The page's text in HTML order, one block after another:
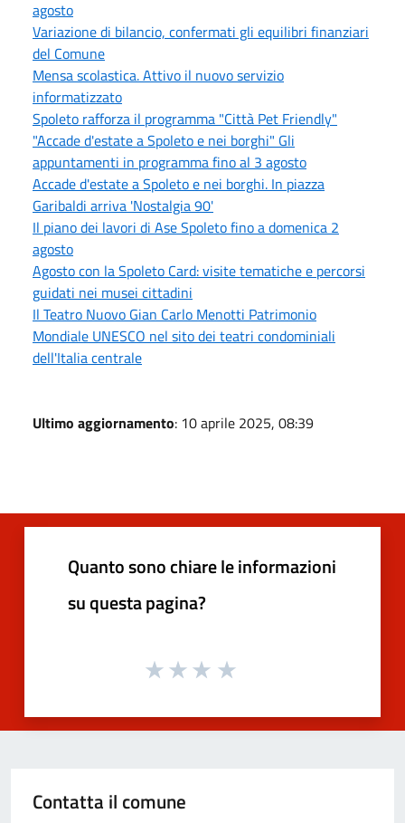
agosto
Variazione di bilancio, confermati gli equilibri finanziari
del Comune
Mensa scolastica. Attivo il nuovo servizio
informatizzato
Spoleto rafforza il programma "Città Pet Friendly"
"Accade d'estate a Spoleto e nei borghi" Gli
appuntamenti in programma fino al 3 agosto
Accade d'estate a Spoleto e nei borghi. In piazza
Garibaldi arriva 'Nostalgia 90'
Il piano dei lavori di Ase Spoleto fino a domenica 2
agosto
Agosto con la Spoleto Card: visite tematiche e percorsi
guidati nei musei cittadini
Il Teatro Nuovo Gian Carlo Menotti Patrimonio
Mondiale UNESCO nel sito dei teatri condominiali
dell'Italia centrale
Ultimo aggiornamento: 10 aprile 2025, 08:39
Quanto sono chiare le informazioni
su questa pagina?
Contatta il comune